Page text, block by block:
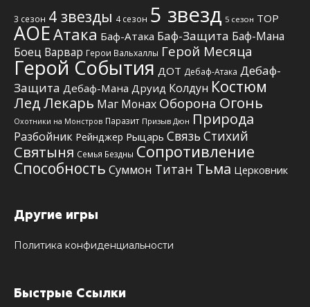
3 сезон 4 звезды 4 сезон 5 звезд 5 сезон TOP
АОЕАтака Баф-Атака Баф-Защита Баф-Мана
Боец Варвар Герои Вальхаллы Герой Месяца
Герой События ДОТ Дебаф-Атака Дебаф-
Защита Дебаф-Мана Друид Колдун Костюм
ЛедЛекарь Маг Монах Оборона Огонь
Охотники на Монстров Паразит Призыв Дюн Природа
Разбойник Рейнджер Рыцарь Связь Стихий
Святыня Семья Бездны Сопротивление
Способность Суммон Титан Тьма Церковник
Другие игры
Политика конфиденциальности
Быстрые Ссылки